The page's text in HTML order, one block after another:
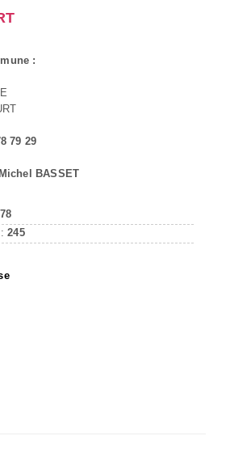
:
79 29
BASSET
:245